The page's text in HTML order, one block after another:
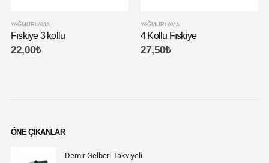
YAĞMURLAMA
Fıskiye 3 kollu
22,00₺
YAĞMURLAMA
4 Kollu Fıskiye
27,50₺
ÖNE ÇIKANLAR
Demir Gelberi Takviyeli